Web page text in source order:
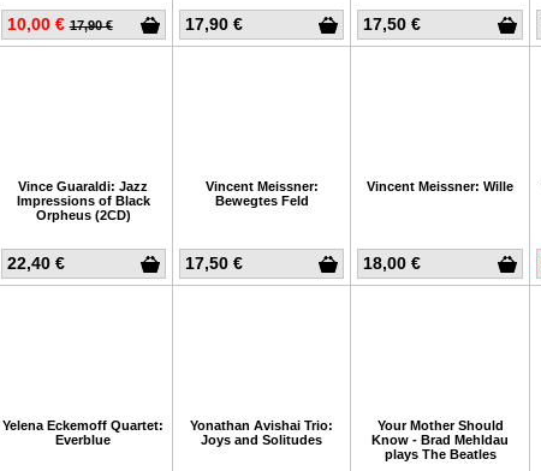
10,00 € 17,90 € 17,90 € 17,50 €
22,40 €
Vince Guaraldi: Jazz
Impressions of Black
Orpheus (2CD)
17,50 €
Vincent Meissner:
Bewegtes Feld
18,00 €
Vincent Meissner: Wille
Yelena Eckemoff Quartet:
Everblue
Yonathan Avishai Trio:
Joys and Solitudes
Your Mother Should
Know - Brad Mehldau
plays The Beatles